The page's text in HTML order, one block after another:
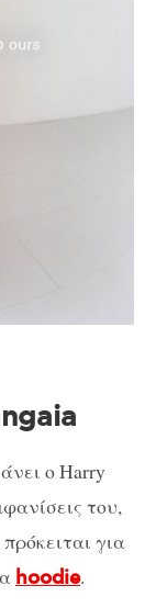
ο Harry
του,
για
hoodie.